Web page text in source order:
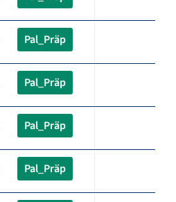
Pal_Präp
Pal_Präp
Pal_Präp
Pal_Präp